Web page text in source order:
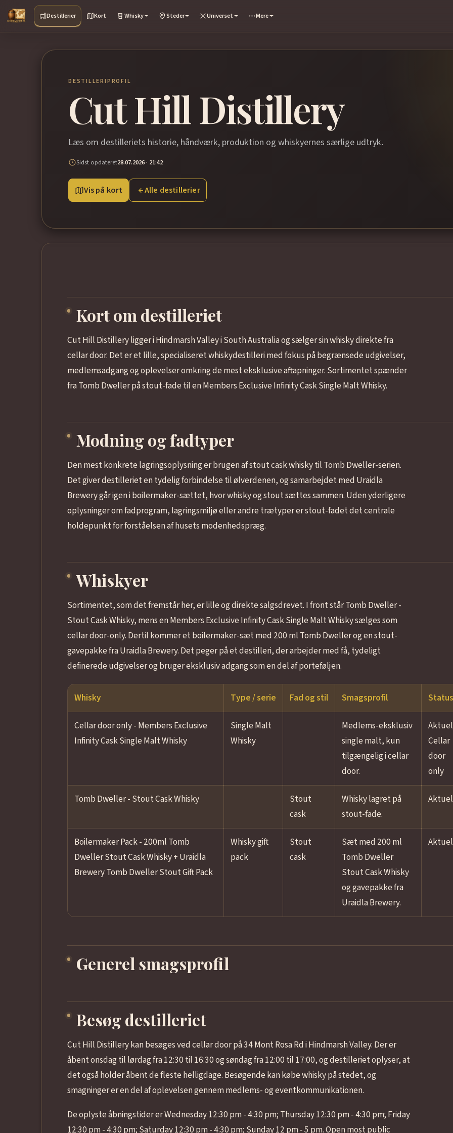
Destillerier Kort Whisky Steder Universet Mere
DESTILLERIPROFIL
Cut Hill Distillery
Læs om destilleriets historie, håndværk, produktion og whiskyernes særlige udtryk.
Sidst opdateret28.07.2026 · 21:42
Vis på kort Alle destillerier
Kort om destilleriet
Cut Hill Distillery ligger i Hindmarsh Valley i South Australia og sælger sin whisky direkte fra
cellar door. Det er et lille, specialiseret whiskydestilleri med fokus på begrænsede udgivelser,
medlemsadgang og oplevelser omkring de mest eksklusive aftapninger. Sortimentet spænder
fra Tomb Dweller på stout-fade til en Members Exclusive Infinity Cask Single Malt Whisky.
Modning og fadtyper
Den mest konkrete lagringsoplysning er brugen af stout cask whisky til Tomb Dweller-serien.
Det giver destilleriet en tydelig forbindelse til ølverdenen, og samarbejdet med Uraidla
Brewery går igen i boilermaker-sættet, hvor whisky og stout sættes sammen. Uden yderligere
oplysninger om fadprogram, lagringsmiljø eller andre trætyper er stout-fadet det centrale
holdepunkt for forståelsen af husets modenhedspræg.
Whiskyer
Sortimentet, som det fremstår her, er lille og direkte salgsdrevet. I front står Tomb Dweller -
Stout Cask Whisky, mens en Members Exclusive Infinity Cask Single Malt Whisky sælges som
cellar door-only. Dertil kommer et boilermaker-sæt med 200 ml Tomb Dweller og en stout-
gavepakke fra Uraidla Brewery. Det peger på et destilleri, der arbejder med få, tydeligt
definerede udgivelser og bruger eksklusiv adgang som en del af porteføljen.
Whisky Type / serie Fad og stil Smagsprofil Status
Cellar door only - Members Exclusive
Infinity Cask Single Malt Whisky
Single Malt
Whisky
Medlems-eksklusiv
single malt, kun
tilgængelig i cellar
door.
Cellar
door
only
Tomb Dweller - Stout Cask Whisky
Stout
cask
Whisky lagret på
stout-fade.
Aktuel
Boilermaker Pack - 200ml Tomb
Dweller Stout Cask Whisky + Uraidla
Brewery Tomb Dweller Stout Gift Pack
Whisky gift
pack
Stout
cask
Sæt med 200 ml
Tomb Dweller
Stout Cask Whisky
og gavepakke fra
Uraidla Brewery.
Aktuel
Generel smagsprofil
Besøg destilleriet
Cut Hill Distillery kan besøges ved cellar door på 34 Mont Rosa Rd i Hindmarsh Valley. Der er
åbent onsdag til lørdag fra 12:30 til 16:30 og søndag fra 12:00 til 17:00, og destilleriet oplyser, at
det også holder åbent de fleste helligdage. Besøgende kan købe whisky på stedet, og
smagninger er en del af oplevelsen gennem medlems- og eventkommunikationen.
De oplyste åbningstider er Wednesday 12:30 pm - 4:30 pm; Thursday 12:30 pm - 4:30 pm; Friday
12:30 pm - 4:30 pm; Saturday 12:30 pm - 4:30 pm; Sunday 12 pm - 5 pm. Open most public